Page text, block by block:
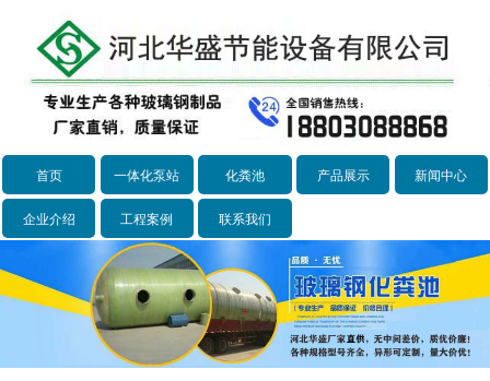
首页 一体化泵站 化粪池 产品展示 新闻中心
企业介绍 工程案例 联系我们